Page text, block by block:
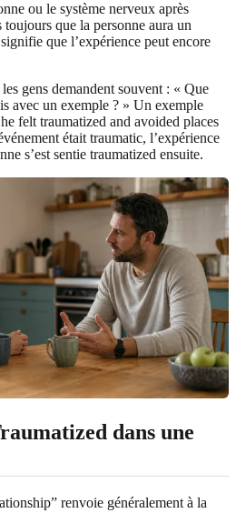
ou le système nerveux après
que la personne aura un
que l’expérience peut encore
gens demandent souvent : « Que
avec un exemple ? » Un exemple
felt traumatized and avoided places
était traumatic, l’expérience
s’est sentie traumatized ensuite.
dans une
renvoie généralement à la